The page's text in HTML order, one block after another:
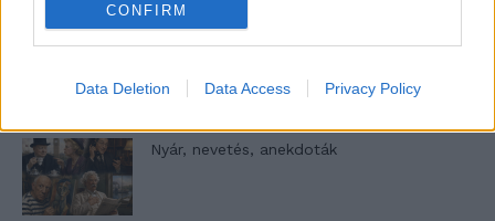
CONFIRM
Data Deletion Data Access Privacy Policy
A világ legismertebb ruhái
Nyár, nevetés, anekdoták